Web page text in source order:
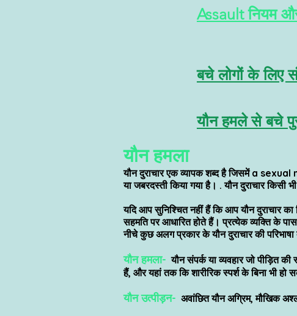
Assaultनियम
बचे लोगों के लिए
यौन हमले से बचे
यौन हमला
यौन दुराचार एक व्यापक शब्द है जिसमें a sexual
या जबरदस्ती किया गया है। . यौन दुराचार किसी
यदि आप सुनिश्चित नहीं हैं कि आप यौन दुराचार
सहमति पर आधारित होते हैं। प्रत्येक व्यक्ति के
नीचे कुछ अलग प्रकार के यौन दुराचार की परिभाषा
यौन हमला- यौन संपर्क या व्यवहार जो पीड़ित
हैं, और यहां तक कि शारीरिक स्पर्श के बिना भी हो
यौन उत्पीड़न- अवांछित यौन अग्रिम, मौखिक